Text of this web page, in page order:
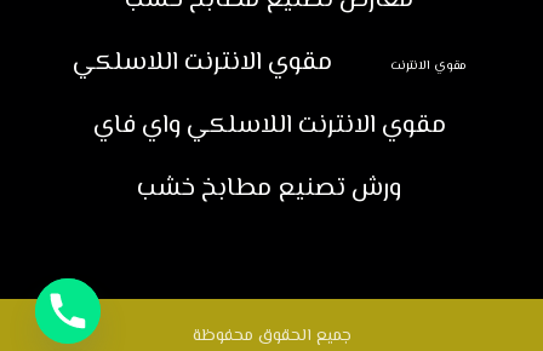
مقوي الانترنت
مقوي الانترنت اللاسلكي
مقوي الانترنت اللاسلكي واي فاي
ورش تصنيع مطابخ خشب
جميع الحقوق محفوظة